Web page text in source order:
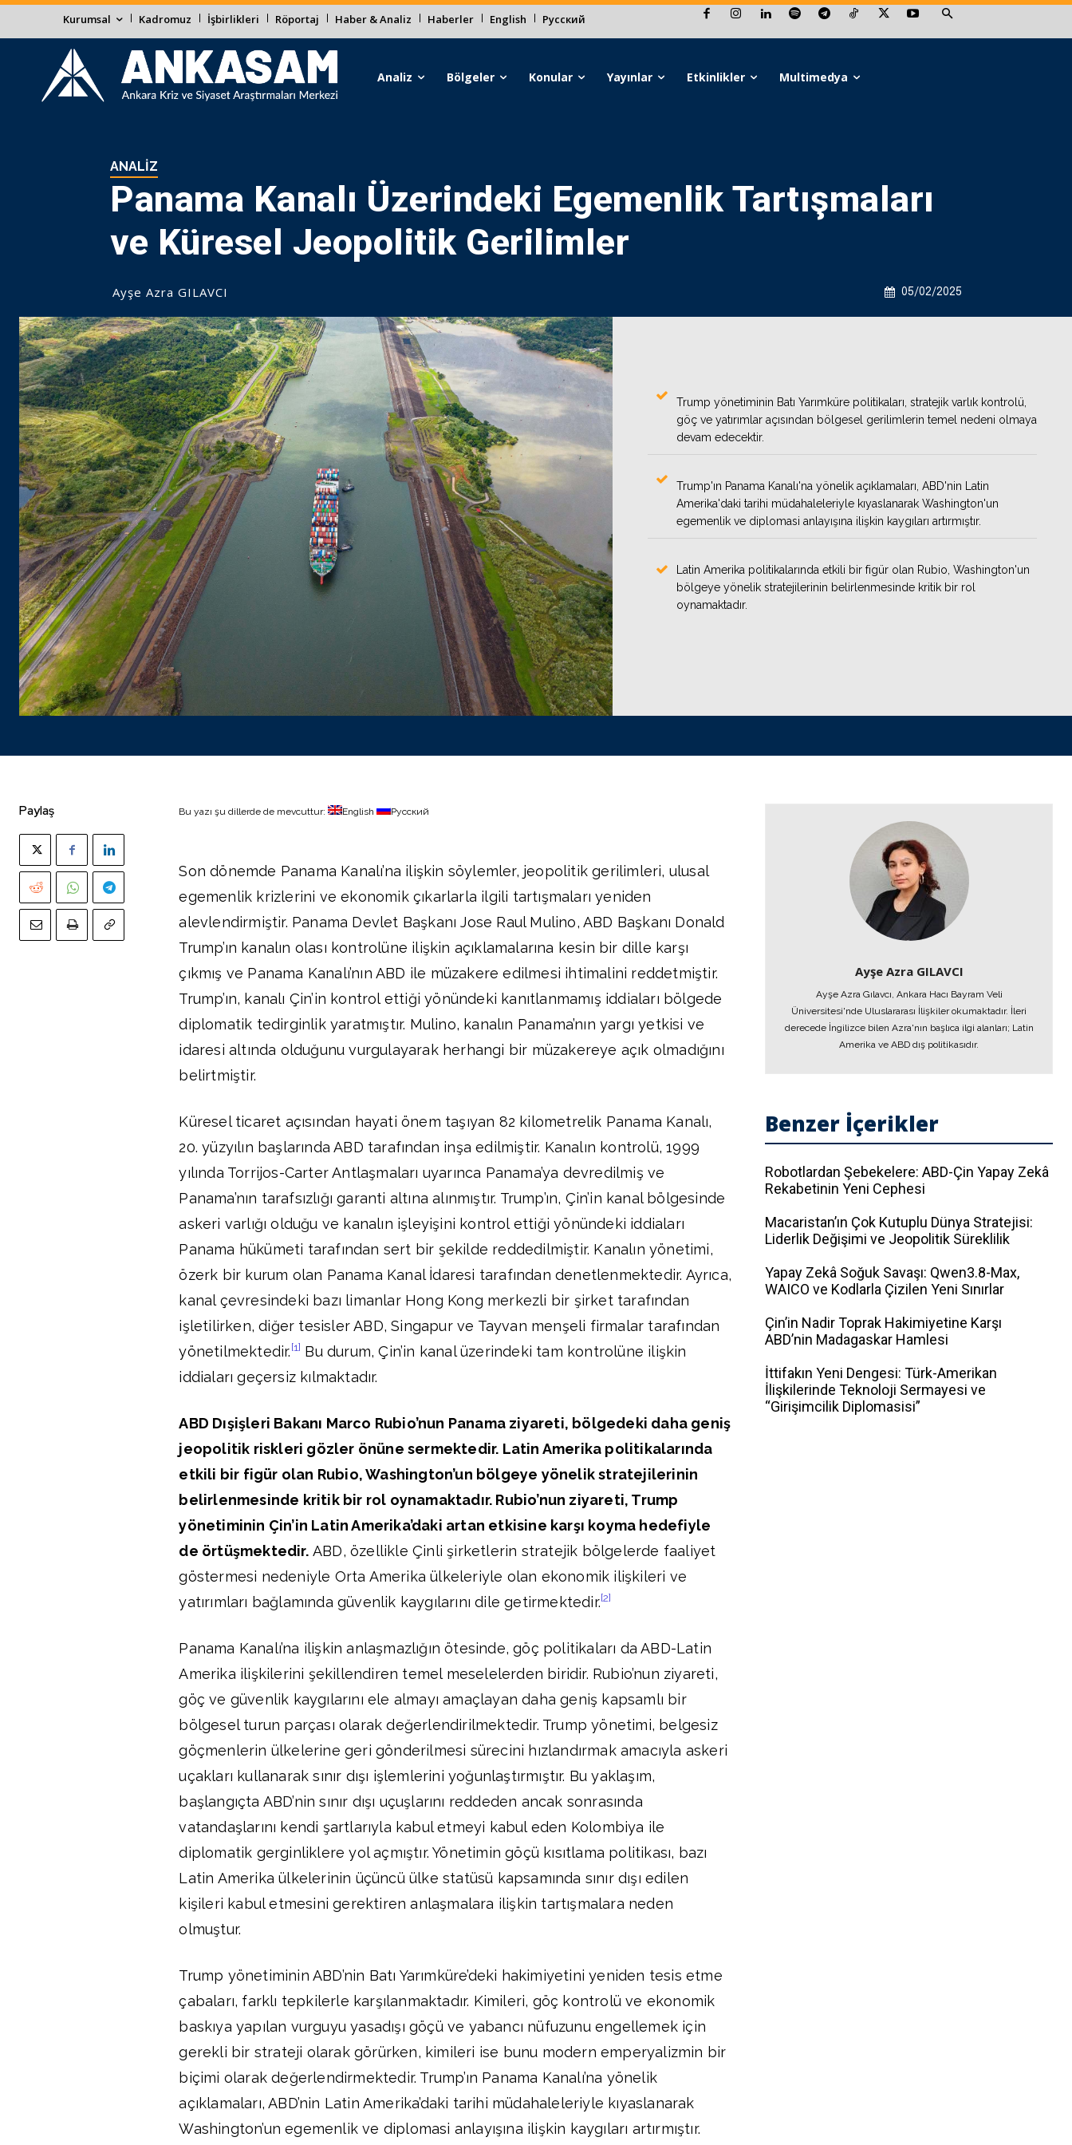
Kurumsal Kadromuz İşbirlikleri Röportaj Haber & Analiz Haberler English Русский
Analiz Bölgeler Konular Yayınlar Etkinlikler Multimedya
ANALIZ
Panama Kanalı Üzerindeki Egemenlik Tartışmaları
ve Küresel Jeopolitik Gerilimler
05/02/2025
Ayşe Azra GILAVCI
Trump yönetiminin Batı Yarımküre politikaları, stratejik varlık kontrolü,
göç ve yatırımlar açısından bölgesel gerilimlerin temel nedeni olmaya
devam edecektir.
Trump'ın Panama Kanalı'na yönelik açıklamaları, ABD'nin Latin
Amerika'daki tarihi müdahaleleriyle kıyaslanarak Washington'un
egemenlik ve diplomasi anlayışına ilişkin kaygıları artırmıştır.
Latin Amerika politikalarında etkili bir figür olan Rubio, Washington'un
bölgeye yönelik stratejilerinin belirlenmesinde kritik bir rol
oynamaktadır.
Paylaş Bu yazı şu dillerde de mevcuttur: English Русский
Son dönemde Panama Kanalı’na ilişkin söylemler, jeopolitik gerilimleri, ulusal
egemenlik krizlerini ve ekonomik çıkarlarla ilgili tartışmaları yeniden
alevlendirmiştir. Panama Devlet Başkanı Jose Raul Mulino, ABD Başkanı Donald
Trump’ın kanalın olası kontrolüne ilişkin açıklamalarına kesin bir dille karşı
çıkmış ve Panama Kanalı’nın ABD ile müzakere edilmesi ihtimalini reddetmiştir.
Trump’ın, kanalı Çin’in kontrol ettiği yönündeki kanıtlanmamış iddiaları bölgede
diplomatik tedirginlik yaratmıştır. Mulino, kanalın Panama’nın yargı yetkisi ve
idaresi altında olduğunu vurgulayarak herhangi bir müzakereye açık olmadığını
belirtmiştir.
Küresel ticaret açısından hayati önem taşıyan 82 kilometrelik Panama Kanalı,
20. yüzyılın başlarında ABD tarafından inşa edilmiştir. Kanalın kontrolü, 1999
yılında Torrijos-Carter Antlaşmaları uyarınca Panama’ya devredilmiş ve
Panama’nın tarafsızlığı garanti altına alınmıştır. Trump’ın, Çin’in kanal bölgesinde
askeri varlığı olduğu ve kanalın işleyişini kontrol ettiği yönündeki iddiaları
Panama hükümeti tarafından sert bir şekilde reddedilmiştir. Kanalın yönetimi,
özerk bir kurum olan Panama Kanal İdaresi tarafından denetlenmektedir. Ayrıca,
kanal çevresindeki bazı limanlar Hong Kong merkezli bir şirket tarafından
işletilirken, diğer tesisler ABD, Singapur ve Tayvan menşeli firmalar tarafından
yönetilmektedir.[1] Bu durum, Çin’in kanal üzerindeki tam kontrolüne ilişkin
iddiaları geçersiz kılmaktadır.
ABD Dışişleri Bakanı Marco Rubio’nun Panama ziyareti, bölgedeki daha geniş
jeopolitik riskleri gözler önüne sermektedir. Latin Amerika politikalarında
etkili bir figür olan Rubio, Washington’un bölgeye yönelik stratejilerinin
belirlenmesinde kritik bir rol oynamaktadır. Rubio’nun ziyareti, Trump
yönetiminin Çin’in Latin Amerika’daki artan etkisine karşı koyma hedefiyle
de örtüşmektedir.ABD, özellikle Çinli şirketlerin stratejik bölgelerde faaliyet
göstermesi nedeniyle Orta Amerika ülkeleriyle olan ekonomik ilişkileri ve
yatırımları bağlamında güvenlik kaygılarını dile getirmektedir.[2]
Panama Kanalı’na ilişkin anlaşmazlığın ötesinde, göç politikaları da ABD-Latin
Amerika ilişkilerini şekillendiren temel meselelerden biridir. Rubio’nun ziyareti,
göç ve güvenlik kaygılarını ele almayı amaçlayan daha geniş kapsamlı bir
bölgesel turun parçası olarak değerlendirilmektedir. Trump yönetimi, belgesiz
göçmenlerin ülkelerine geri gönderilmesi sürecini hızlandırmak amacıyla askeri
uçakları kullanarak sınır dışı işlemlerini yoğunlaştırmıştır. Bu yaklaşım,
başlangıçta ABD’nin sınır dışı uçuşlarını reddeden ancak sonrasında
vatandaşlarını kendi şartlarıyla kabul etmeyi kabul eden Kolombiya ile
diplomatik gerginliklere yol açmıştır. Yönetimin göçü kısıtlama politikası, bazı
Latin Amerika ülkelerinin üçüncü ülke statüsü kapsamında sınır dışı edilen
kişileri kabul etmesini gerektiren anlaşmalara ilişkin tartışmalara neden
olmuştur.
Trump yönetiminin ABD’nin Batı Yarımküre’deki hakimiyetini yeniden tesis etme
çabaları, farklı tepkilerle karşılanmaktadır. Kimileri, göç kontrolü ve ekonomik
baskıya yapılan vurguyu yasadışı göçü ve yabancı nüfuzunu engellemek için
gerekli bir strateji olarak görürken, kimileri ise bunu modern emperyalizmin bir
biçimi olarak değerlendirmektedir. Trump’ın Panama Kanalı’na yönelik
açıklamaları, ABD’nin Latin Amerika’daki tarihi müdahaleleriyle kıyaslanarak
Washington’un egemenlik ve diplomasi anlayışına ilişkin kaygıları artırmıştır.
Ayşe Azra GILAVCI
Ayşe Azra Gılavcı, Ankara Hacı Bayram Veli
Üniversitesi'nde Uluslararası İlişkiler okumaktadır. İleri
derecede İngilizce bilen Azra'nın başlıca ilgi alanları; Latin
Amerika ve ABD dış politikasıdır.
Benzer İçerikler
Robotlardan Şebekelere: ABD-Çin Yapay Zekâ
Rekabetinin Yeni Cephesi
Macaristan’ın Çok Kutuplu Dünya Stratejisi:
Liderlik Değişimi ve Jeopolitik Süreklilik
Yapay Zekâ Soğuk Savaşı: Qwen3.8-Max,
WAICO ve Kodlarla Çizilen Yeni Sınırlar
Çin’in Nadir Toprak Hakimiyetine Karşı
ABD’nin Madagaskar Hamlesi
İttifakın Yeni Dengesi: Türk-Amerikan
İlişkilerinde Teknoloji Sermayesi ve
“Girişimcilik Diplomasisi”